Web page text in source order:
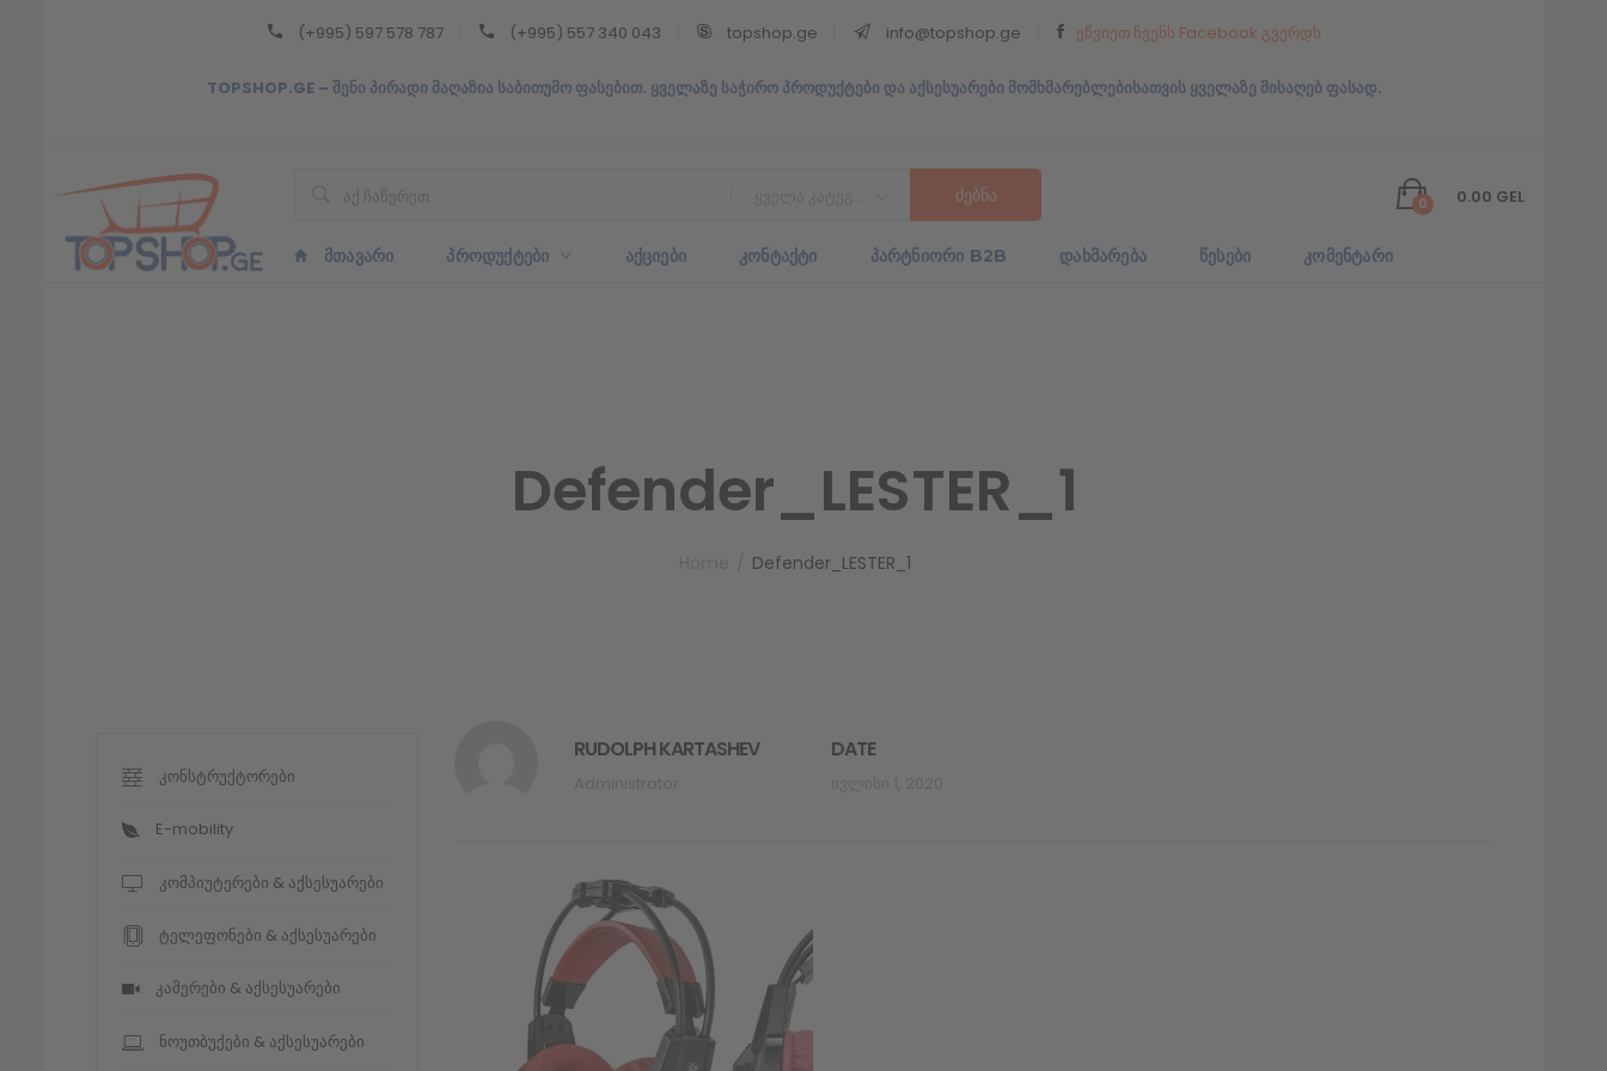
(+995) 597 578 787 (+995) 557 340 043 topshop.ge info@topshop.ge ეწვიეთ ჩვენს Facebook გვერდს
TOPSHOP.GE – შენი პირადი მაღაზია საბითუმო ფასებით. ყველაზე საჭირო პროდუქტები და აქსესუარები მომხმარებლებისათვის ყველაზე მისაღებ ფასად.
0 0.00 GEL
ᲛᲗᲐᲕᲐᲠᲘ ᲞᲠᲝᲓᲣᲥᲢᲔᲑᲘ ᲐᲥᲪᲘᲔᲑᲘ ᲙᲝᲜᲢᲐᲥᲢᲘ ᲞᲐᲠᲢᲜᲘᲝᲠᲘ B2B ᲓᲐᲮᲛᲐᲠᲔᲑᲐ ᲬᲔᲡᲔᲑᲘ ᲙᲝᲛᲔᲜᲢᲐᲠᲘ
Defender_LESTER_1
Defender_LESTER_1
RUDOLPH KARTASHEV DATE
კონსტრუქტორები
E-mobility
კომპიუტერები & აქსესუარები
ტელეფონები & აქსესუარები
კამერები & აქსესუარები
ნოუთბუქები & აქსესუარები